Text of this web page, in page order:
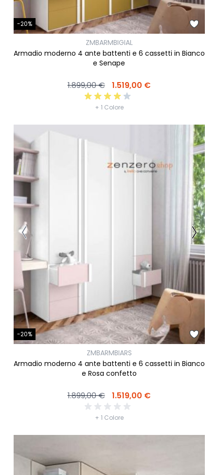
-20%
ZMBARMBIGIAL
Armadio moderno 4 ante battenti e 6 cassetti in Bianco
e Senape
1.899,00 € 1.519,00 €
+ 1 Colore
-20%
ZMBARMBIARS
Armadio moderno 4 ante battenti e 6 cassetti in Bianco
e Rosa confetto
1.899,00 € 1.519,00 €
+ 1 Colore